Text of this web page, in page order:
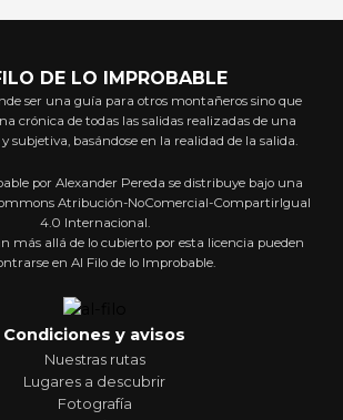
DE LO IMPROBABLE
ser una guía para otros montañeros sino que
crónica de todas las salidas realizadas de una
subjetiva, basándose en la realidad de la salida.
por Alexander Pereda se distribuye bajo una
Atribución-NoComercial-CompartirIgual
4.0 Internacional.
más allá de lo cubierto por esta licencia pueden
en Al Filo de lo Improbable.
Condiciones y avisos
Nuestras rutas
Lugares a descubrir
Fotografía